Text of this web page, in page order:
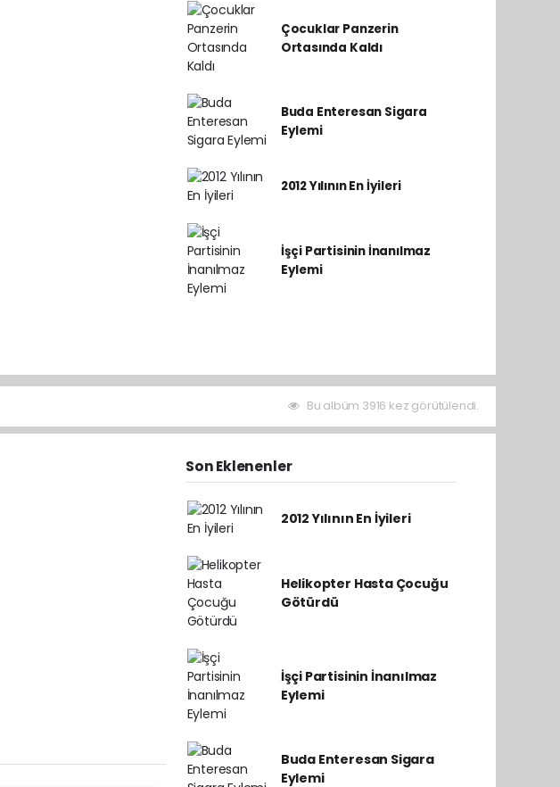
Çocuklar Panzerin
Ortasında Kaldı
Buda Enteresan Sigara
Eylemi
2012 Yılının En İyileri
İşçi Partisinin İnanılmaz
Eylemi
Bu albüm 3916 kez görütülendi.
Son Eklenenler
2012 Yılının En İyileri
Helikopter Hasta Çocuğu
Götürdü
İşçi Partisinin İnanılmaz
Eylemi
Buda Enteresan Sigara
Eylemi